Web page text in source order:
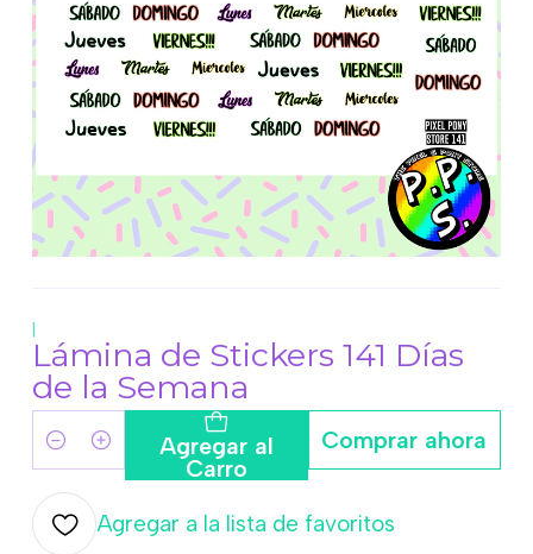
|
Lámina de Stickers 141 Días
de la Semana
Cantidad Agregar al
Carro
Comprar ahora
Agregar a la lista de favoritos